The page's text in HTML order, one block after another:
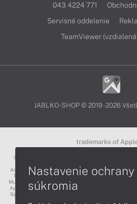
043 4224 771
Servisné oddelenie
TeamViewer
JABLKO-SHOP © 2019 - 2026
trademarks of
3D Touch®, .Mac℠, ACOT2℠, ACOT℠ (Apple
Camp℠, AirDrop®, AirMac®, AirPlay Logo™,
Express®, AirPort Extreme®, AirPort Time
AirTunes™, Animoji®, Aperture®, App Nap®, App
Trainer℠, Apple Cinema Display®, Apple
Music®, Apple News®, Apple Pay®, Apple Pencil®,
Apple Studio Display™, Apple TV®, Apple Wallet™,
Sport™, Apple Watch®, Apple®, Apple®,
AppleScript®, AppleShare®, AppleTalk®,
Nastavenie ochrany
súkromia